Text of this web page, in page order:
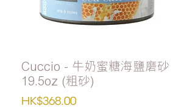
Cuccio - 牛奶蜜糖海鹽磨砂
19.5oz (粗砂)
HK$368.00價